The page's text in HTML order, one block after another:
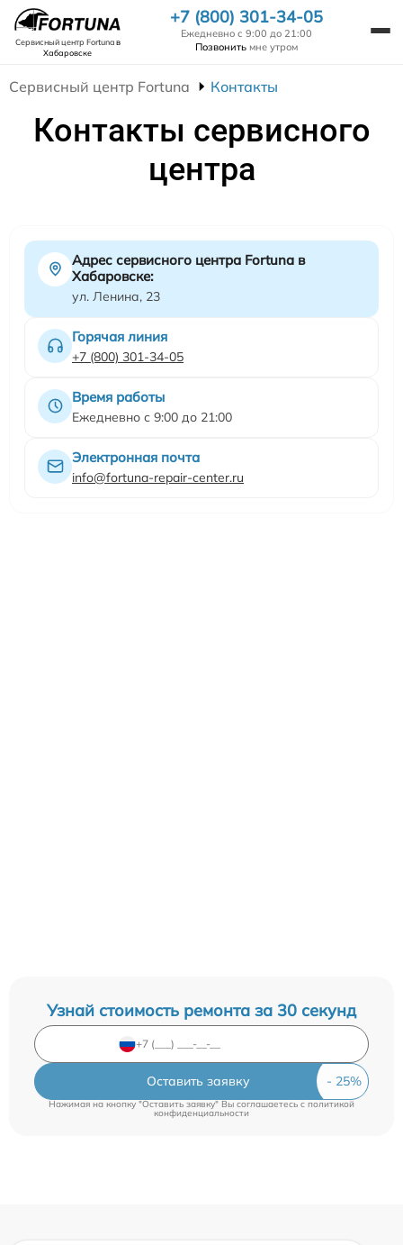
Сервисный центр Fortunaв
Хабаровске
+7 (800) 301-34-05
Ежедневно с 9:00 до 21:00
Позвонить мне утром
Сервисный центр Fortuna Контакты
Контакты сервисного
центра
Адрес сервисного центра Fortuna в
Хабаровске:
ул. Ленина, 23
Горячая линия
+7 (800) 301-34-05
Время работы
Ежедневно с 9:00 до 21:00
Электронная почта
info@fortuna-repair-center.ru
Узнай стоимость ремонта за 30 секунд
Оставить заявку
Нажимая на кнопку "Оставить заявку" Вы соглашаетесь cполитикой
конфиденциальности